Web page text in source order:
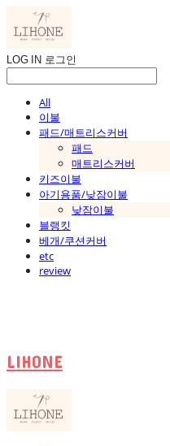
LOG IN 로그인
All
이불
패드/매트리스커버
패드
매트리스커버
키즈이불
아기용품/낮잠이불
낮잠이불
블랭킷
베개/쿠션커버
etc
review
LIHONE